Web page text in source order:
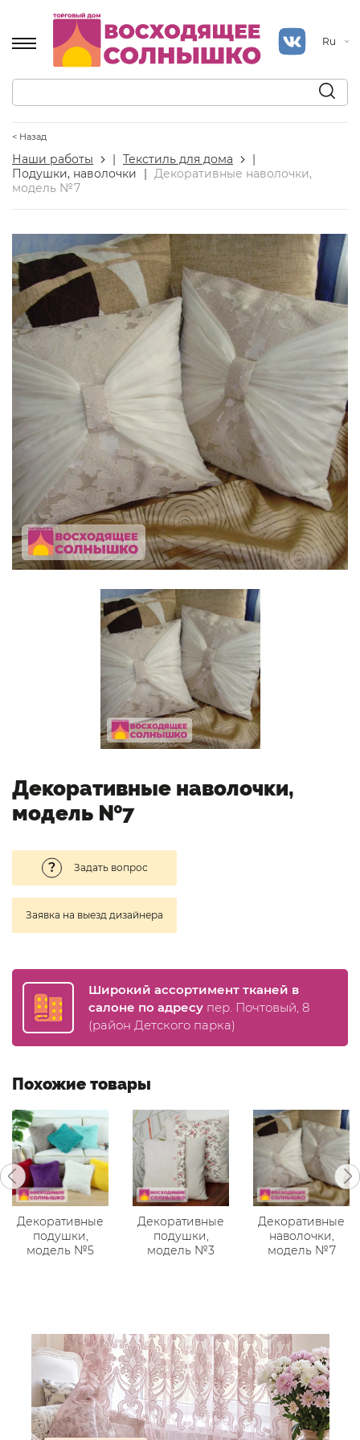
Ru
< Назад
Наши работы | Текстиль для дома
|
Подушки, наволочки
|
Декоративные наволочки,
модель №7
Декоративные наволочки,
модель №7
Задать вопрос
Заявка на выезд дизайнера
Широкий ассортимент тканей в
салоне по адресу пер. Почтовый, 8
(район Детского парка)
Похожие товары
Декоративные
подушки,
модель №5
Декоративные
подушки,
модель №3
Декоративные
наволочки,
модель №7